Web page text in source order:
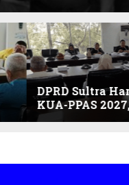
DPRD Sultra
KUA-PPAS
Pendidikan,